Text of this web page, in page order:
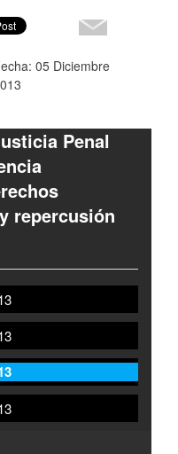
05 Diciembre
Penal
repercusión